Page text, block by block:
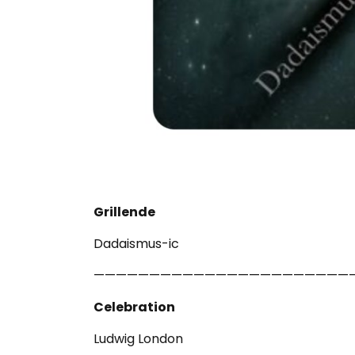
Grillende
Dadaismus-ic
Celebration
Ludwig London